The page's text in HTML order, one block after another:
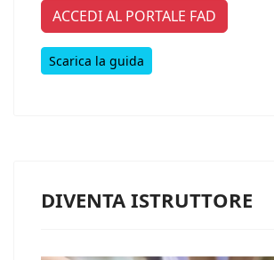
ACCEDI AL PORTALE FAD
Scarica la guida
DIVENTA ISTRUTTORE